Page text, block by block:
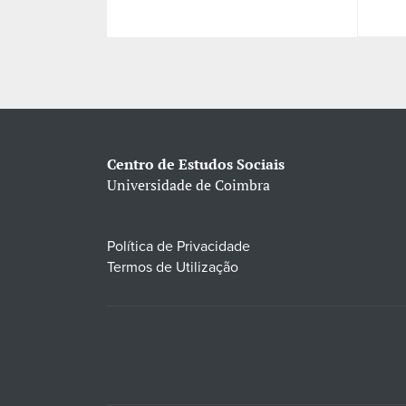
Centro de Estudos Sociais
Universidade de Coimbra
Política de Privacidade
Termos de Utilização